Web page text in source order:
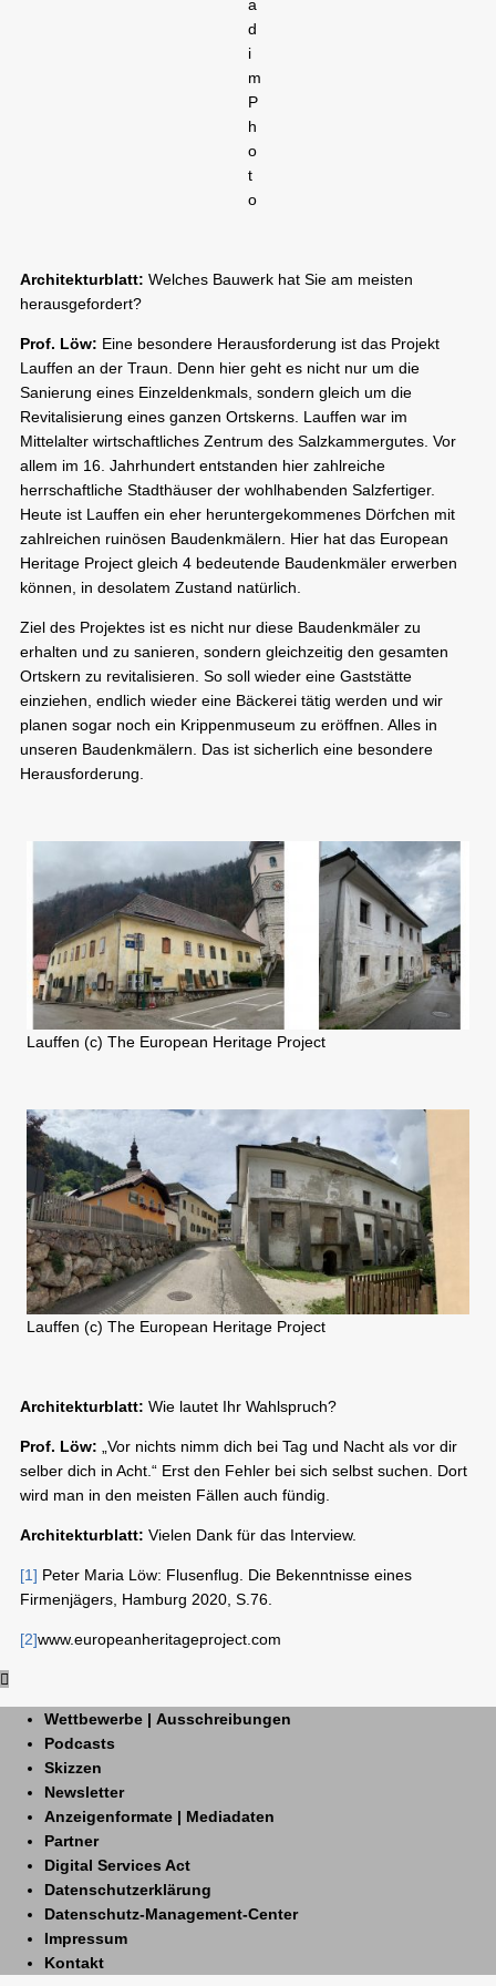
a
d
i
m
P
h
o
t
o
Architekturblatt: Welches Bauwerk hat Sie am meisten
herausgefordert?
Prof. Löw: Eine besondere Herausforderung ist das Projekt
Lauffen an der Traun. Denn hier geht es nicht nur um die
Sanierung eines Einzeldenkmals, sondern gleich um die
Revitalisierung eines ganzen Ortskerns. Lauffen war im
Mittelalter wirtschaftliches Zentrum des Salzkammergutes. Vor
allem im 16. Jahrhundert entstanden hier zahlreiche
herrschaftliche Stadthäuser der wohlhabenden Salzfertiger.
Heute ist Lauffen ein eher heruntergekommenes Dörfchen mit
zahlreichen ruinösen Baudenkmälern. Hier hat das European
Heritage Project gleich 4 bedeutende Baudenkmäler erwerben
können, in desolatem Zustand natürlich.
Ziel des Projektes ist es nicht nur diese Baudenkmäler zu
erhalten und zu sanieren, sondern gleichzeitig den gesamten
Ortskern zu revitalisieren. So soll wieder eine Gaststätte
einziehen, endlich wieder eine Bäckerei tätig werden und wir
planen sogar noch ein Krippenmuseum zu eröffnen. Alles in
unseren Baudenkmälern. Das ist sicherlich eine besondere
Herausforderung.
Lauffen (c) The European Heritage Project
Lauffen (c) The European Heritage Project
Architekturblatt: Wie lautet Ihr Wahlspruch?
Prof. Löw: „Vor nichts nimm dich bei Tag und Nacht als vor dir
selber dich in Acht.“ Erst den Fehler bei sich selbst suchen. Dort
wird man in den meisten Fällen auch fündig.
Architekturblatt: Vielen Dank für das Interview.
[1] Peter Maria Löw: Flusenflug. Die Bekenntnisse eines
Firmenjägers, Hamburg 2020, S.76.
[2]www.europeanheritageproject.com
Wettbewerbe | Ausschreibungen
Podcasts
Skizzen
Newsletter
Anzeigenformate | Mediadaten
Partner
Digital Services Act
Datenschutzerklärung
Datenschutz-Management-Center
Impressum
Kontakt